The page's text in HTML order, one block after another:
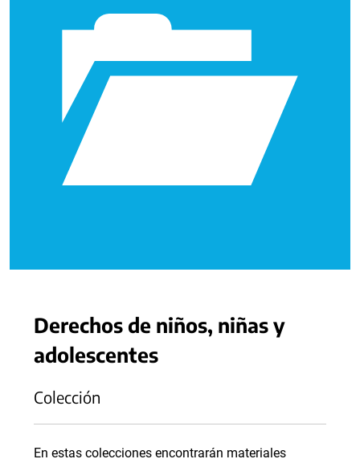
Derechos de niños, niñas y
adolescentes
Colección
En estas colecciones encontrarán materiales